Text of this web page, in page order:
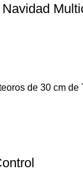
de 30 cm de